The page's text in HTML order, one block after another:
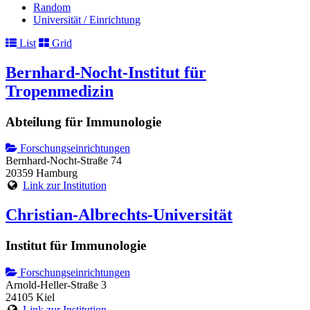
Random
Universität / Einrichtung
List
Grid
Bernhard-Nocht-Institut für
Tropenmedizin
Abteilung für Immunologie
Forschungseinrichtungen
Bernhard-Nocht-Straße 74
20359 Hamburg
Link zur Institution
Christian-Albrechts-Universität
Institut für Immunologie
Forschungseinrichtungen
Arnold-Heller-Straße 3
24105 Kiel